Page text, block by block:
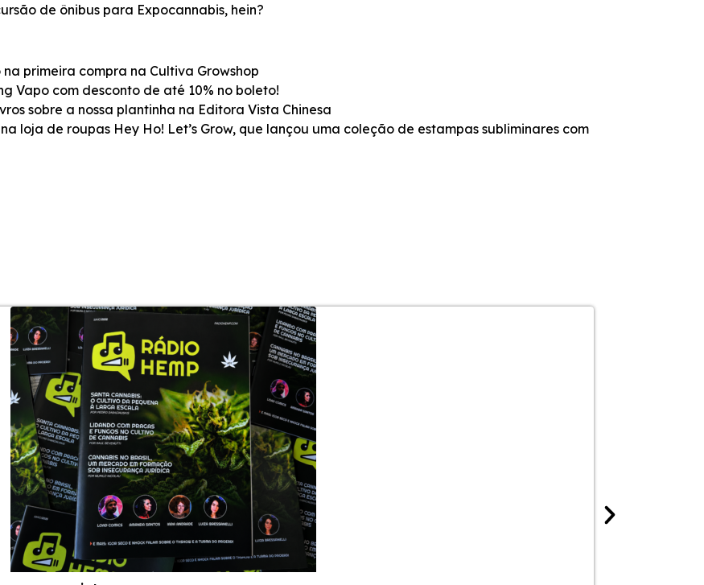
de ônibus para Expocannabis, hein?
na primeira compra na Cultiva Growshop
Vapo com desconto de até 10% no boleto!
sobre a nossa plantinha na Editora Vista Chinesa
loja de roupas Hey Ho! Let’s Grow, que lançou uma coleção de estampas subliminares com